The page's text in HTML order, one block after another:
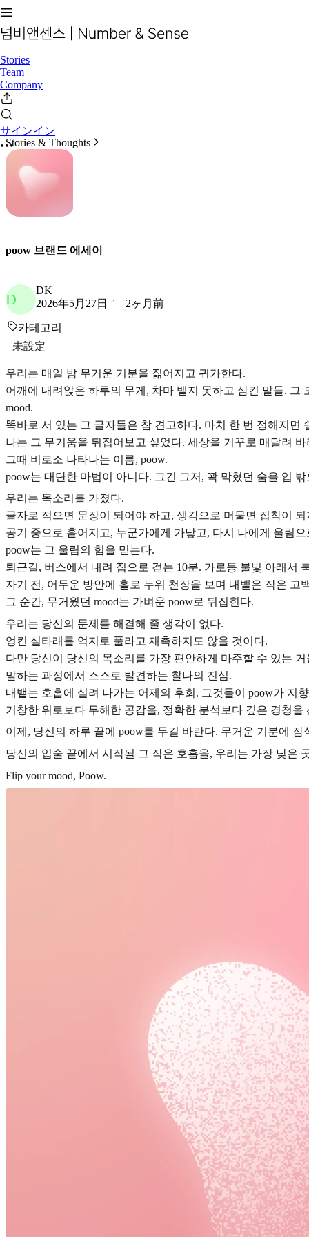
Stories
Team
Company
サインイン
Stories & Thoughts
poow 브랜드 에세이
D
DK
2026年5月27日
2ヶ月前
카테고리
未設定
우리는 매일 밤 무거운 기분을 짊어지고 귀가한다.
어깨에 내려앉은 하루의 무게, 차마 뱉지 못하고 삼킨 말들.
mood.
똑바로 서 있는 그 글자들은 참 견고하다. 마치 한 번 정해지
나는 그 무거움을 뒤집어보고 싶었다. 세상을 거꾸로 매달려
그때 비로소 나타나는 이름, poow.
poow는 대단한 마법이 아니다. 그건 그저, 꽉 막혔던 숨을 입
우리는 목소리를 가졌다.
글자로 적으면 문장이 되어야 하고, 생각으로 머물면 집착이
공기 중으로 흩어지고, 누군가에게 가닿고, 다시 나에게 울림
poow는 그 울림의 힘을 믿는다.
퇴근길, 버스에서 내려 집으로 걷는 10분. 가로등 불빛 아래서
자기 전, 어두운 방안에 홀로 누워 천장을 보며 내뱉은 작은 고
그 순간, 무거웠던 mood는 가벼운 poow로 뒤집힌다.
우리는 당신의 문제를 해결해 줄 생각이 없다.
엉킨 실타래를 억지로 풀라고 재촉하지도 않을 것이다.
다만 당신이 당신의 목소리를 가장 편안하게 마주할 수 있는
말하는 과정에서 스스로 발견하는 찰나의 진심.
내뱉는 호흡에 실려 나가는 어제의 후회. 그것들이 poow가 지
거창한 위로보다 무해한 공감을, 정확한 분석보다 깊은 경청을
이제, 당신의 하루 끝에 poow를 두길 바란다. 무거운 기분에
당신의 입술 끝에서 시작될 그 작은 호흡을, 우리는 가장 낮은
Flip your mood, Poow.